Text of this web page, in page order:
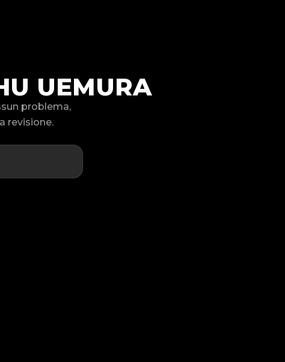
UEMURA
problema,
revisione.